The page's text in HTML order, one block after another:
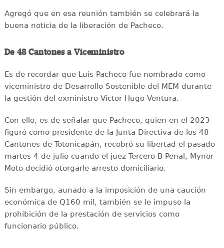
Agregó que en esa reunión también se celebrará la
buena noticia de la liberación de Pacheco.
De 48 Cantones a Viceministro
Es de recordar que Luis Pacheco fue nombrado como
viceministro de Desarrollo Sostenible del MEM durante
la gestión del exministro Victor Hugo Ventura.
Con ello, es de señalar que Pacheco, quien en el 2023
figuró como presidente de la Junta Directiva de los 48
Cantones de Totonicapán, recobró su libertad el pasado
martes 4 de julio cuando el juez Tercero B Penal, Mynor
Moto decidió otorgarle arresto domiciliario.
Sin embargo, aunado a la imposición de una caución
económica de Q160 mil, también se le impuso la
prohibición de la prestación de servicios como
funcionario público.